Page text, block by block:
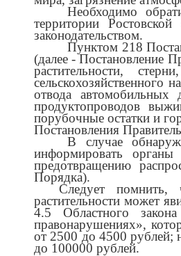
Необходимо
территории
законодательством.
Пунктом 218
(далее - Постановление
растительности,
сельскохозяйственного
отвода
продуктопроводов
порубочные остатки и
Постановления
В случае
информировать
предотвращению
Порядка).
Следует помнить,
растительности может
4.5 Областного
правонарушениях»,
от 2500 до 4500 рублей;
до 100000 рублей.